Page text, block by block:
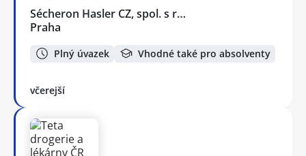
Sécheron Hasler CZ, spol. s r…
Praha
Plný úvazek Vhodné také pro absolventy
včerejší